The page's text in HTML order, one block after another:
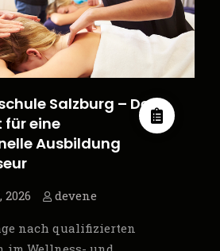
und
rechtlich
absichern
Salzburg – Der
für eine
Ausbildung
devene
nach qualifizierten